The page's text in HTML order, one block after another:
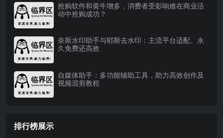
抢购软件和黄牛增多，消费者受影响难在商业活
动中抢购成功？
奈斯水印助手与耶斯去水印：主流平台适配、永
久免费还高效
自媒体助手：多功能辅助工具，助力高效创作及
视频混剪教程
排行榜展示